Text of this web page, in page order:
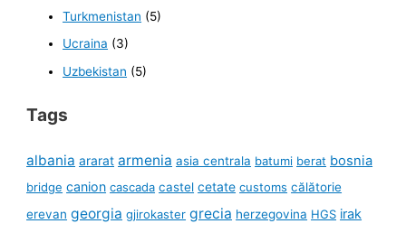
Turkmenistan (5)
Ucraina (3)
Uzbekistan (5)
Tags
albania ararat armenia asia centrala batumi berat bosnia
bridge canion cascada castel cetate customs călătorie
erevan georgia gjirokaster grecia herzegovina HGS irak